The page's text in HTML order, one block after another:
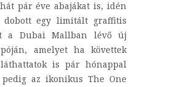
pár éve abajákat is, idén
dobott egy limitált graffitis
a Dubai Mallban lévő új
amelyet ha követtek
is pár hónappal
pedig az ikonikus The One